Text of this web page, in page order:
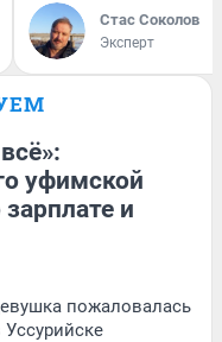
Стас Соколов
Эксперт
уфимской
и
пожаловалась